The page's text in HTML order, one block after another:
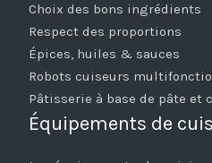
Choix des bons ingrédients
Respect des proportions
Épices, huiles & sauces
Robots cuiseurs
Pâtisserie à base de pâte et
Équipements de